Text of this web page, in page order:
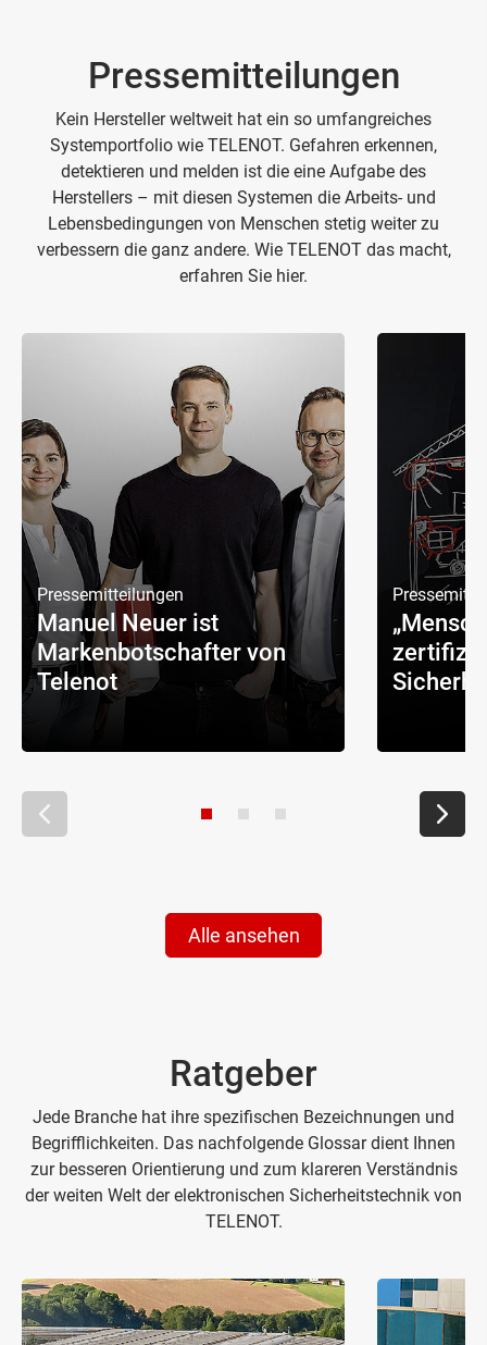
Pressemitteilungen
Kein Hersteller weltweit hat ein so umfangreiches
Systemportfolio wie TELENOT. Gefahren erkennen,
detektieren und melden ist die eine Aufgabe des
Herstellers – mit diesen Systemen die Arbeits- und
Lebensbedingungen von Menschen stetig weiter zu
verbessern die ganz andere. Wie TELENOT das macht,
erfahren Sie hier.
Pressemitteilungen
Manuel Neuer ist
Markenbotschafter von
Telenot
Alle ansehen
Ratgeber
Jede Branche hat ihre spezifischen Bezeichnungen und
Begrifflichkeiten. Das nachfolgende Glossar dient Ihnen
zur besseren Orientierung und zum klareren Verständnis
der weiten Welt der elektronischen Sicherheitstechnik von
TELENOT.